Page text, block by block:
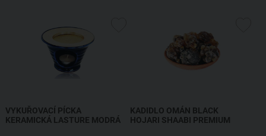
VYKUŘOVACÍ PÍCKA
KERAMICKÁ LASTURE MODRÁ
KADIDLO OMÁN BLACK
HOJARI SHAABI PREMIUM